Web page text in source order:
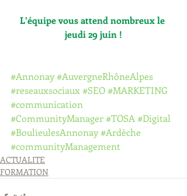
L’équipe vous attend nombreux le
jeudi 29 juin !
#Annonay#AuvergneRhôneAlpes
#reseauxsociaux#SEO#MARKETING
#communication
#CommunityManager#TOSA #Digital
#BoulieulesAnnonay#Ardèche
#communityManagement
ACTUALITE
FORMATION